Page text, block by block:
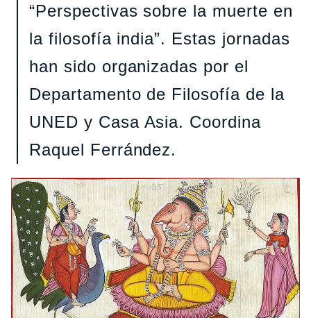
“Perspectivas sobre la muerte en
la filosofía india”. Estas jornadas
han sido organizadas por el
Departamento de Filosofía de la
UNED y Casa Asia. Coordina
Raquel Ferrández.